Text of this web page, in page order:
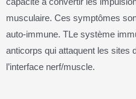
musculaire. Ces symptômes
auto-immune. TLe système
anticorps qui attaquent les sites
l’interface nerf/muscle.